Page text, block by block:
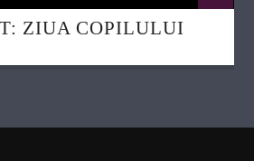
ZIUA COPILULUI